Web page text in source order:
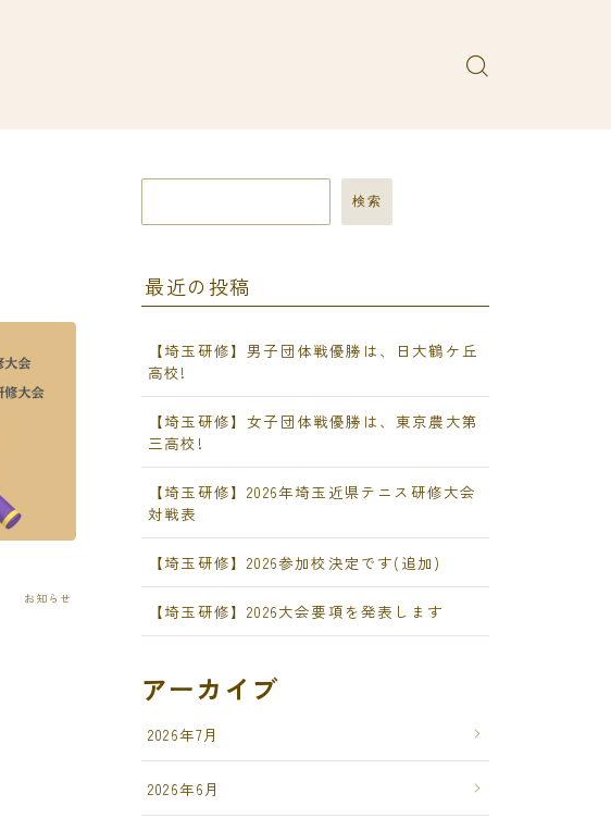
お知らせ
検索
最近の投稿
【埼玉研修】男子団体戦優勝は、日大鶴ケ丘
高校!
【埼玉研修】女子団体戦優勝は、東京農大第
三高校!
【埼玉研修】2026年埼玉近県テニス研修大会
対戦表
【埼玉研修】2026参加校決定です(追加)
【埼玉研修】2026大会要項を発表します
アーカイブ
2026年7月
2026年6月